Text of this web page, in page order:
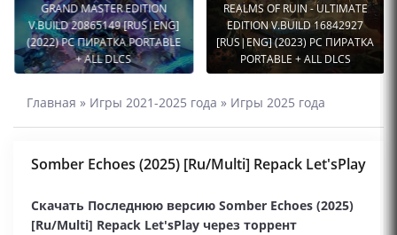
GRAND MASTER EDITION
V.BUILD 20865149 [RUS|ENG]
(2022) PC ПИРАТКА PORTABLE
+ ALL DLCS
REALMS OF RUIN - ULTIMATE
EDITION V.BUILD 16842927
[RUS|ENG] (2023) PC ПИРАТКА
PORTABLE + ALL DLCS
Главная » Игры 2021-2025 года » Игры 2025 года
Somber Echoes (2025) [Ru/Multi] Repack Let'sРlay
Скачать Последнюю версию Somber Echoes (2025)
[Ru/Multi] Repack Let'sРlay через торрент